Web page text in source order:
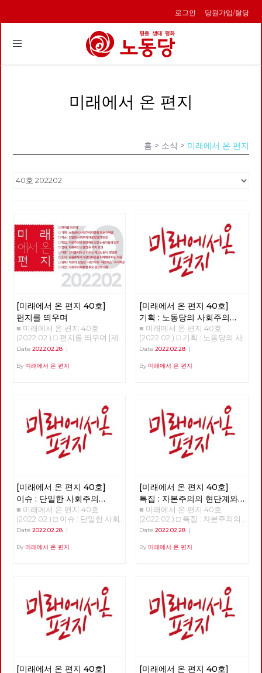
로그인 당원가입/탈당
Toggle
미래에서 온 편지
홈 > 소식 > 미래에서 온 편지
[미래에서 온 편지 40호]
편지를 띄우며
■ 미래에서 온 편지 40호
(2022.02.) □ 편지를 띄우며 [제
목을 누르면 내용을 볼 수 있습
노동당의 사회주의 대통령 후보
멸의 두 가지 요인 □ 사람 : 연대
를 배우고 키우는 해고노동자,
방영환 □ 도서 : 유물론자가 사
람의 마음을 이해해야 하는 이유
□ 영화 : 바보야, 본질은 ‘사랑’이
야! - 매트릭스 : 리저렉션 □ 사진
Date 2022.02.28 |
By 미래에서 온 편지
[미래에서 온 편지 40호]
기획 : 노동당의 사회주의
대통령 후보 이백윤
■ 미래에서 온 편지 40호
(2022.02.) □ 기획 : 노동당의 사
회주의 대통령 후보 이백윤
Date 2022.02.28|
By 미래에서 온 편지
[미래에서 온 편지 40호]
이슈 : 단일한 사회주의
대중정당의 탄생
■ 미래에서 온 편지 40호
(2022.02.) □ 이슈 : 단일한 사회
주의 대중정당의 탄생 >>>>>>
Date 2022.02.28 |
By 미래에서 온 편지
[미래에서 온 편지 40호]
특집 : 자본주의의 현단계와
선진 노동자들의 임무
■ 미래에서 온 편지 40호
(2022.02.) □ 특집 : 자본주의의
현단계와 선진 노동자들의 임무
Date 2022.02.28|
By 미래에서 온 편지
[미래에서 온 편지 40호]
[미래에서 온 편지 40호]